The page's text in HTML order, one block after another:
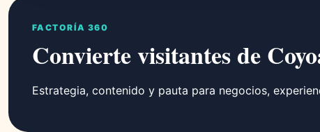
FACTORÍA 360
Convierte visitantes de
Estrategia, contenido y pauta para negocios,